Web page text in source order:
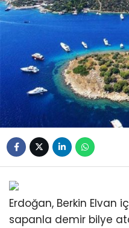
Erdoğan, Berkin Elvan
sapanla demir bilye